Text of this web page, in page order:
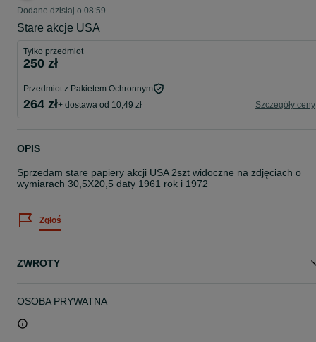
Dodane dzisiaj o 08:59
Stare akcje USA
Tylko przedmiot
250 zł
Przedmiot z Pakietem Ochronnym
264 zł+ dostawa od 10,49 zł Szczegóły ceny
OPIS
Sprzedam stare papiery akcji USA 2szt widoczne na zdjęciach o
wymiarach 30,5X20,5 daty 1961 rok i 1972
Zgłoś
ZWROTY
OSOBA PRYWATNA